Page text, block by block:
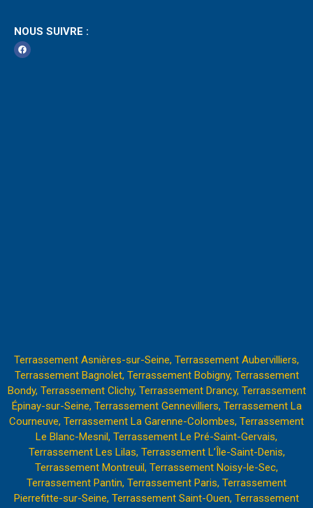
NOUS SUIVRE :
Terrassement Asnières-sur-Seine, Terrassement Aubervilliers,
Terrassement Bagnolet, Terrassement Bobigny, Terrassement
Bondy, Terrassement Clichy, Terrassement Drancy, Terrassement
Épinay-sur-Seine, Terrassement Gennevilliers, Terrassement La
Courneuve, Terrassement La Garenne-Colombes, Terrassement
Le Blanc-Mesnil, Terrassement Le Pré-Saint-Gervais,
Terrassement Les Lilas, Terrassement L’Île-Saint-Denis,
Terrassement Montreuil, Terrassement Noisy-le-Sec,
Terrassement Pantin, Terrassement Paris, Terrassement
Pierrefitte-sur-Seine, Terrassement Saint-Ouen, Terrassement